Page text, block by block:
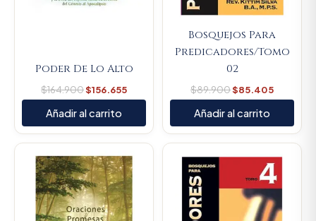
Poder De Lo Alto
$164.900$156.655
Añadir al carrito
Bosquejos Para
Predicadores/Tomo
02
$89.900$85.405
Añadir al carrito
price
$89.900.
Current
price
is: